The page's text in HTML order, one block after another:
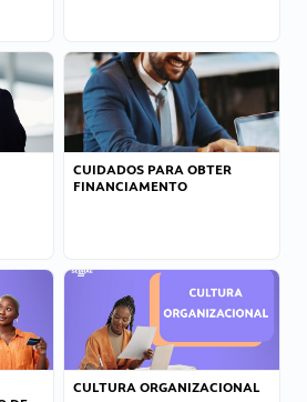
CUIDADOS PARA OBTER
FINANCIAMENTO
CULTURA ORGANIZACIONAL